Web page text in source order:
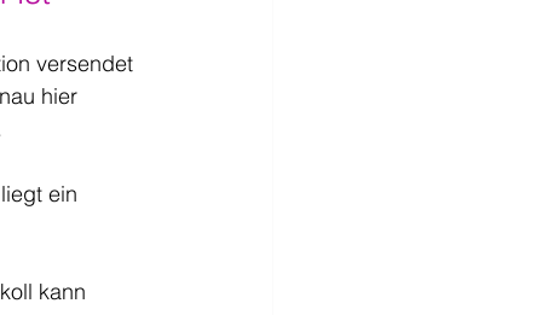
versendet
hier
ein
kann